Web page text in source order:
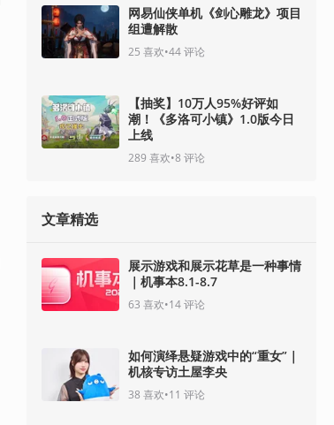
网易仙侠单机《剑心雕龙》项目
组遭解散
25 喜欢•44评论
【抽奖】10万人95%好评如
潮！《多洛可小镇》1.0版今日
上线
289 喜欢•8 评论
文章精选
展示游戏和展示花草是一种事情
｜机事本8.1-8.7
63 喜欢•14评论
如何演绎悬疑游戏中的“重女”｜
机核专访土屋李央
38 喜欢•11 评论